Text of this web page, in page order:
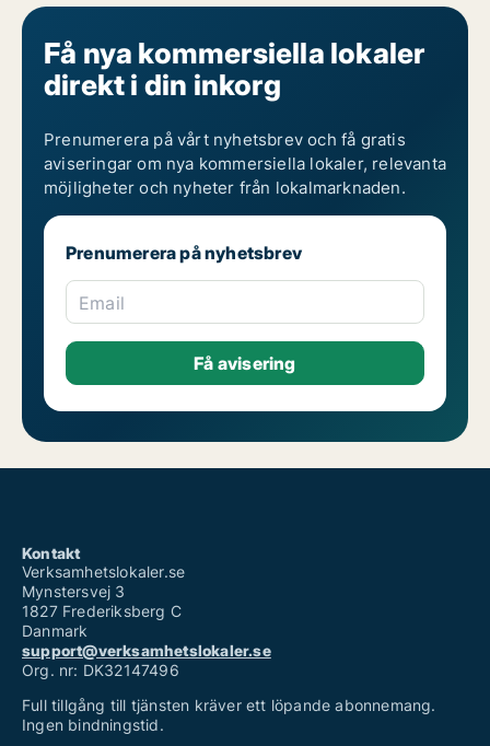
Få nya kommersiella lokaler
direkt i din inkorg
Prenumerera på vårt nyhetsbrev och få gratis
aviseringar om nya kommersiella lokaler, relevanta
möjligheter och nyheter från lokalmarknaden.
Prenumerera på nyhetsbrev
Email
Kontakt
Verksamhetslokaler.se
Mynstersvej 3
1827 Frederiksberg C
Danmark
support@verksamhetslokaler.se
Org. nr: DK32147496
Full tillgång till tjänsten kräver ett löpande abonnemang.
Ingen bindningstid.